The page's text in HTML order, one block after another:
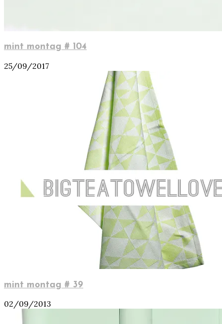
mint montag # 104
25/09/2017
mint montag # 39
02/09/2013